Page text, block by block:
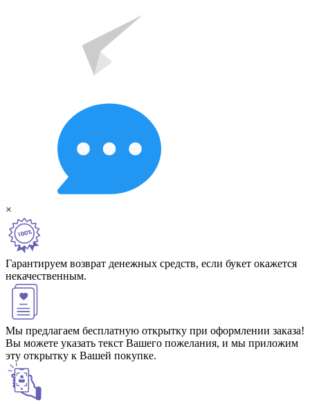
×
Гарантируем возврат денежных средств, если букет окажется
некачественным.
Мы предлагаем бесплатную открытку при оформлении заказа!
Вы можете указать текст Вашего пожелания, и мы приложим
эту открытку к Вашей покупке.